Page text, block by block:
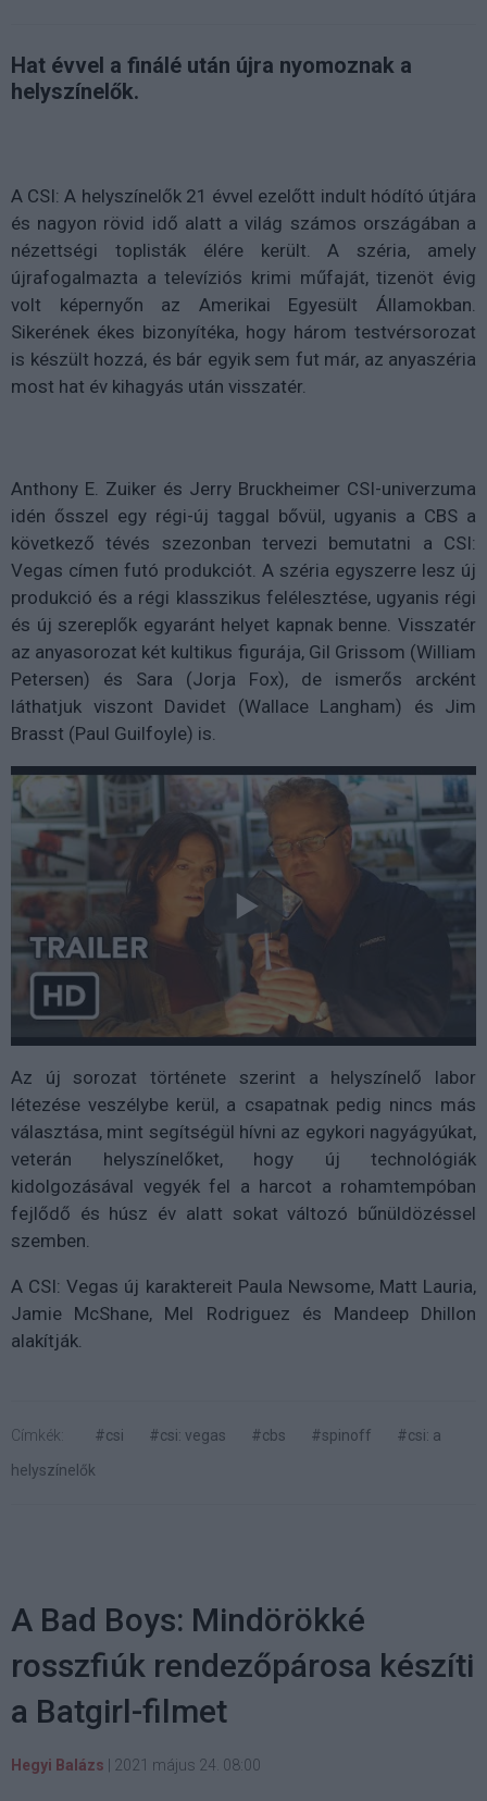
Hat évvel a finálé után újra nyomoznak a
helyszínelők.
A CSI: A helyszínelők 21 évvel ezelőtt indult hódító útjára
és nagyon rövid idő alatt a világ számos országában a
nézettségi toplisták élére került. A széria, amely
újrafogalmazta a televíziós krimi műfaját, tizenöt évig
volt képernyőn az Amerikai Egyesült Államokban.
Sikerének ékes bizonyítéka, hogy három testvérsorozat
is készült hozzá, és bár egyik sem fut már, az anyaszéria
most hat év kihagyás után visszatér.
Anthony E. Zuiker és Jerry Bruckheimer CSI-univerzuma
idén ősszel egy régi-új taggal bővül, ugyanis a CBS a
következő tévés szezonban tervezi bemutatni a CSI:
Vegas címen futó produkciót. A széria egyszerre lesz új
produkció és a régi klasszikus felélesztése, ugyanis régi
és új szereplők egyaránt helyet kapnak benne. Visszatér
az anyasorozat két kultikus figurája, Gil Grissom (William
Petersen) és Sara (Jorja Fox), de ismerős arcként
láthatjuk viszont Davidet (Wallace Langham) és Jim
Brasst (Paul Guilfoyle) is.
Az új sorozat története szerint a helyszínelő labor
létezése veszélybe kerül, a csapatnak pedig nincs más
választása, mint segítségül hívni az egykori nagyágyúkat,
veterán helyszínelőket, hogy új technológiák
kidolgozásával vegyék fel a harcot a rohamtempóban
fejlődő és húsz év alatt sokat változó bűnüldözéssel
szemben.
A CSI: Vegas új karaktereit Paula Newsome, Matt Lauria,
Jamie McShane, Mel Rodriguez és Mandeep Dhillon
alakítják.
Címkék: #csi #csi: vegas #cbs #spinoff
#csi: a
helyszínelők
A Bad Boys: Mindörökké
rosszfiúk rendezőpárosa készíti
a Batgirl-filmet
Hegyi Balázs 2021 május 24. 08:00